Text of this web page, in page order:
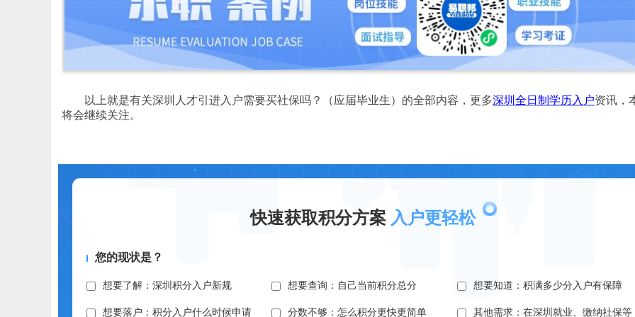
以上就是有关深圳人才引进入户需要买社保吗？（应届毕业生）的全部内容，更多深圳全日制学历入户资讯，
将会继续关注。
快速获取积分方案 入户更轻松
您的现状是？
想要了解：深圳积分入户新规 想要查询：自己当前积分总分 想要知道：积满多少分入户有保障
想要落户：积分入户什么时候申请 分数不够：怎么积分更快更简单 其他需求：在深圳就业、缴纳社保等